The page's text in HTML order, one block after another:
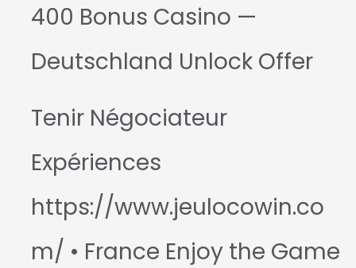
400 Bonus Casino —
Deutschland Unlock Offer
Tenir Négociateur
Expériences
https://www.jeulocowin.co
m/ • France Enjoy the Game